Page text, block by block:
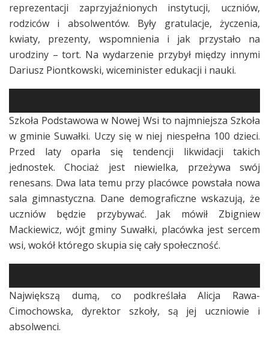
reprezentacji zaprzyjaźnionych instytucji, uczniów,
rodziców i absolwentów. Były gratulacje, życzenia,
kwiaty, prezenty, wspomnienia i jak przystało na
urodziny – tort. Na wydarzenie przybył między innymi
Dariusz Piontkowski, wiceminister edukacji i nauki.
Szkoła Podstawowa w Nowej Wsi to najmniejsza Szkoła
w gminie Suwałki. Uczy się w niej niespełna 100 dzieci.
Przed laty oparła się tendencji likwidacji takich
jednostek. Chociaż jest niewielka, przeżywa swój
renesans. Dwa lata temu przy placówce powstała nowa
sala gimnastyczna. Dane demograficzne wskazują, że
uczniów będzie przybywać. Jak mówił Zbigniew
Mackiewicz, wójt gminy Suwałki, placówka jest sercem
wsi, wokół którego skupia się cały społeczność.
Największą dumą, co podkreślała Alicja Rawa-
Cimochowska, dyrektor szkoły, są jej uczniowie i
absolwenci.